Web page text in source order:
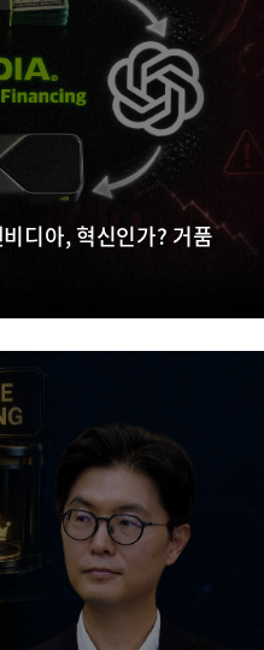
디아, 혁신인가? 거품